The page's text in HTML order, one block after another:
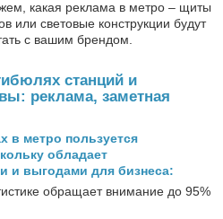
какая реклама в метро – щиты
или световые конструкции будут
с вашим брендом.
станций и
реклама, заметная
в метро пользуется
обладает
и выгодами для бизнеса:
обращает внимание до 95%